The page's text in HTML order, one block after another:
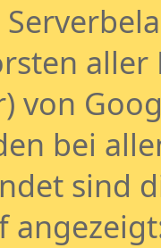
aller
von
bei
sind